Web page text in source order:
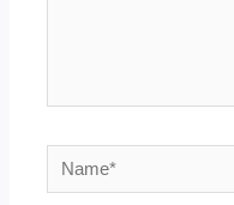
Name*